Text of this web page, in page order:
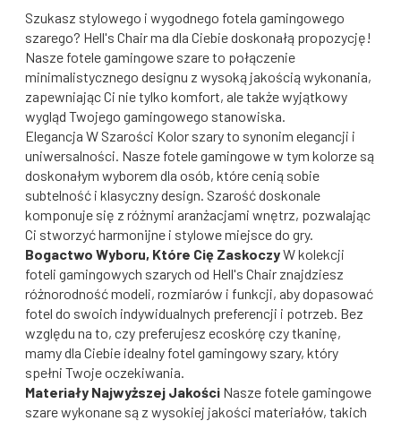
Szukasz stylowego i wygodnego fotela gamingowego
szarego? Hell's Chair ma dla Ciebie doskonałą propozycję!
Nasze fotele gamingowe szare to połączenie
minimalistycznego designu z wysoką jakością wykonania,
zapewniając Ci nie tylko komfort, ale także wyjątkowy
wygląd Twojego gamingowego stanowiska.
Elegancja W Szarości Kolor szary to synonim elegancji i
uniwersalności. Nasze fotele gamingowe w tym kolorze są
doskonałym wyborem dla osób, które cenią sobie
subtelność i klasyczny design. Szarość doskonale
komponuje się z różnymi aranżacjami wnętrz, pozwalając
Ci stworzyć harmonijne i stylowe miejsce do gry.
Bogactwo Wyboru, Które Cię ZaskoczyW kolekcji
foteli gamingowych szarych od Hell's Chair znajdziesz
różnorodność modeli, rozmiarów i funkcji, aby dopasować
fotel do swoich indywidualnych preferencji i potrzeb. Bez
względu na to, czy preferujesz ecoskórę czy tkaninę,
mamy dla Ciebie idealny fotel gamingowy szary, który
spełni Twoje oczekiwania.
Materiały Najwyższej Jakości Nasze fotele gamingowe
szare wykonane są z wysokiej jakości materiałów, takich